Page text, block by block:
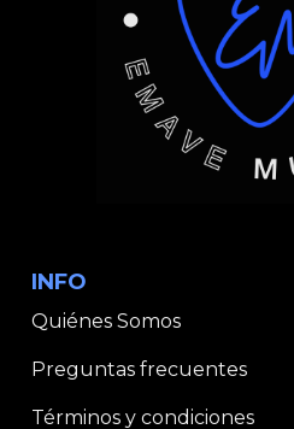
INFO
Quiénes Somos
Preguntas frecuentes
Términos y condiciones